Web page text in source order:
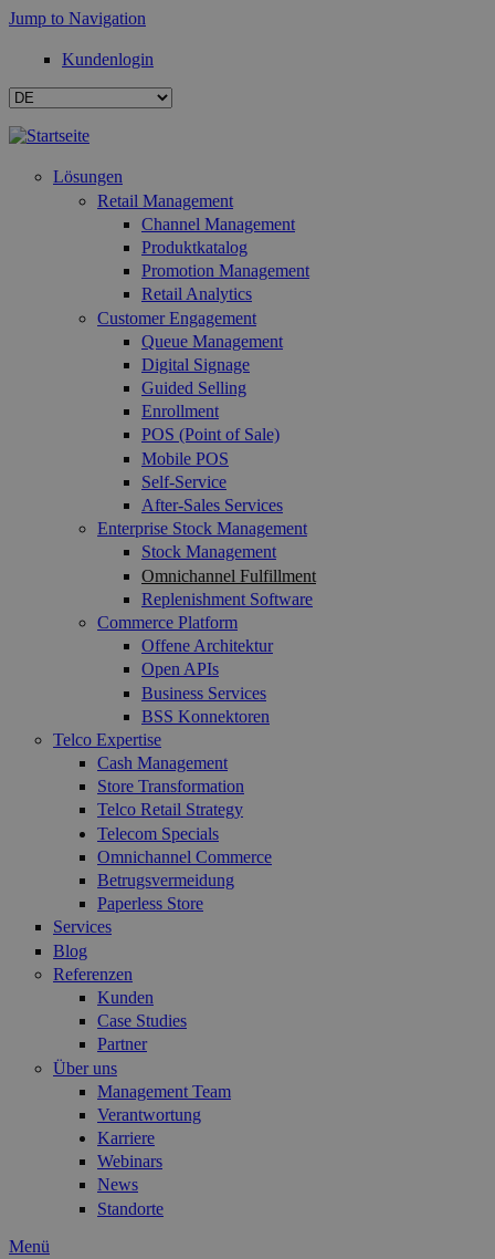
Jump to Navigation
Kundenlogin
Lösungen
Retail Management
Channel Management
Produktkatalog
Promotion Management
Retail Analytics
Customer Engagement
Queue Management
Digital Signage
Guided Selling
Enrollment
POS (Point of Sale)
Mobile POS
Self-Service
After-Sales Services
Enterprise Stock Management
Stock Management
Omnichannel Fulfillment
Replenishment Software
Commerce Platform
Offene Architektur
Open APIs
Business Services
BSS Konnektoren
Telco Expertise
Cash Management
Store Transformation
Telco Retail Strategy
Telecom Specials
Omnichannel Commerce
Betrugsvermeidung
Paperless Store
Services
Blog
Referenzen
Kunden
Case Studies
Partner
Über uns
Management Team
Verantwortung
Karriere
Webinars
News
Standorte
Menü